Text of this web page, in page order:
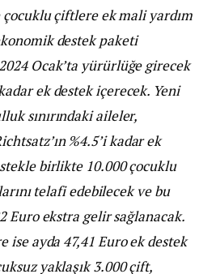
çiftlere ek mali yardım
destek paketi
Ocak’ta yürürlüğe girecek
ek destek içerecek. Yeni
sınırındaki aileler,
%4.5’i kadar ek
birlikte 10.000 çocuklu
telafi edebilecek ve bu
Euro ekstra gelir sağlanacak.
ise ayda 47,41 Euro ek destek
yaklaşık 3.000 çift,